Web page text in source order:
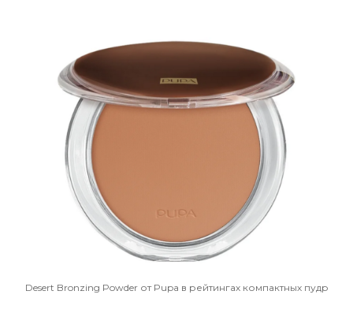
Desert Bronzing Powder от Pupa в рейтингах компактных пудр